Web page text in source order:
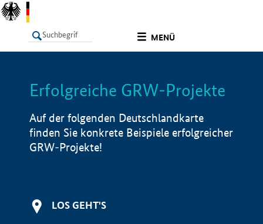
MENÜ
LISTE Info
Erfolgreiche GRW-Projekte
Auf der folgenden Deutschlandkarte
finden Sie konkrete Beispiele erfolgreicher
GRW-Projekte!
LOS GEHT'S